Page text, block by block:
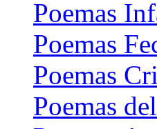
Poemas
Poemas
Poemas
Poemas